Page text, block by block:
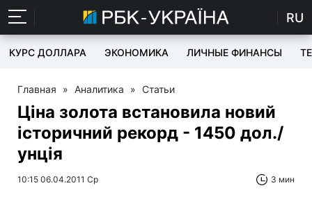
RU
КУРС ДОЛЛАРА ЭКОНОМИКА ЛИЧНЫЕ ФИНАНСЫ
Главная » Аналитика » Статьи
Ціна золота встановила новий
історичний рекорд - 1450 дол./
унція
10:15 06.04.2011 Ср 3 мин